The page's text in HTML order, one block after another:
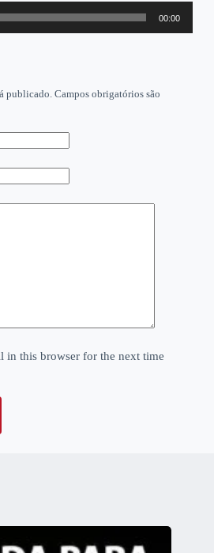
00:00
publicado. Campos obrigatórios são
in this browser for the next time